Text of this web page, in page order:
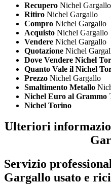
Recupero Nichel Gargallo
Ritiro Nichel Gargallo
Compro Nichel Gargallo
Acquisto Nichel Gargallo
Vendere Nichel Gargallo
Quotazione Nichel
Dove Vendere Nichel
Quanto Vale il Nichel
Prezzo Nichel Gargallo
Smaltimento Metallo
Nichel Euro al Grammo
Nichel Torino
Ulteriori
Servizio
Gargallo usato e